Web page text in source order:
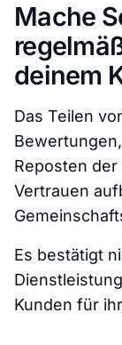
Mache
deinem
Das Teilen
Reposten
Vertrauen
Es bestätigt
Kunden für